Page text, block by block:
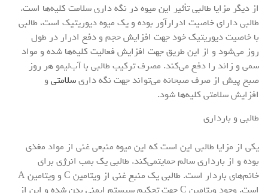
از دیگر مزایا طالبی تأثیر این میوه در نگه داری سلامت کلیه‌ها است.
طالبی دارای خاصیت ادرارآور بوده و یک میوه دیوریتیک است، طالبی
با خاصیت دیوریتیک خود جهت افزایش حجم و دفع ادرار در طول
روز می‌شود و از این طریق جهت افزایش فعالیت کلیه‌ها شده و مواد
سمی و زائد را دفع می‌کند. مصرف ترکیب طالبی با آب‌لیمو هر روز
صبح پیش از صرف صبحانه می‌تواند جهت نگه داریسلامتی و
افزایش سلامتی کلیه‌ها شود.
طالبی و بارداری
یکی از مزایا طالبی این است که این میوه منبعی غنی از مواد مغذی
بوده و از بارداری سالم حمایتمی‌کند. طالبی یک بمب انرژی برای
خانم‌های باردار است. طالبی یک منبع غنی از ویتامین C و ویتامین A
است. وجود ویتامین C جهت تحکیم سیستم ایمنی بدن شده و این از